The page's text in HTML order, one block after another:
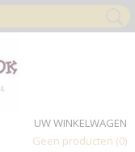
UW WINKELWAGEN
Geen producten (0)